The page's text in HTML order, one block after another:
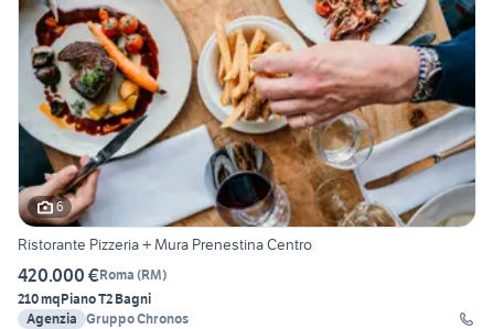
6
Ristorante Pizzeria + Mura Prenestina Centro
420.000 €Roma (RM)
210 mqPiano T2 Bagni
Agenzia Gruppo Chronos